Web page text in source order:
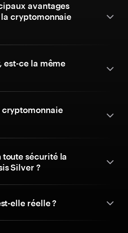
avantages
cryptomonnaie
est-ce la même
sécurité la
Silver ?
elle réelle ?